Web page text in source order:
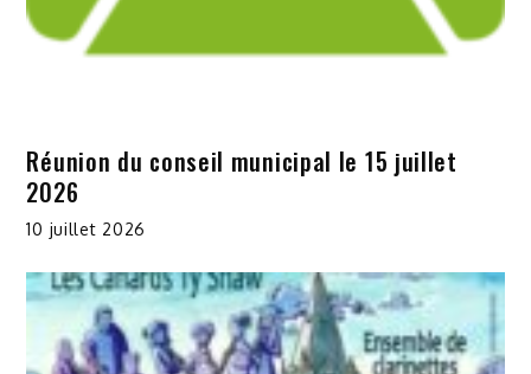
Réunion du conseil municipal le 15 juillet
2026
10 juillet 2026